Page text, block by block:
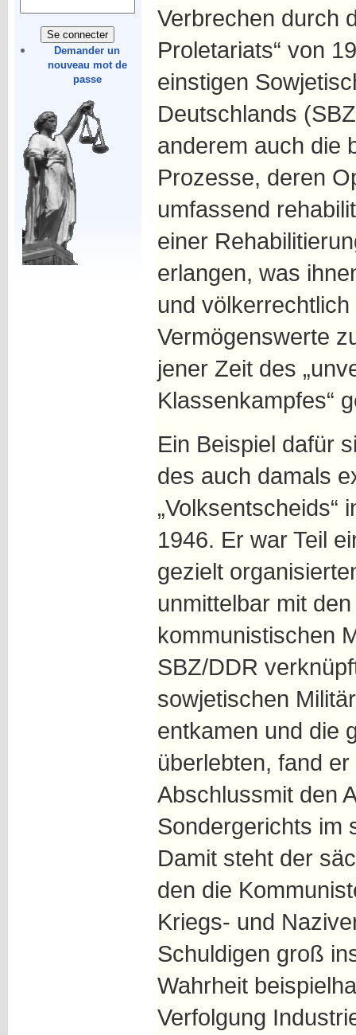
Demander un
nouveau mot de
passe
Verbrechen durch
Proletariats“ von
einstigen
Deutschlands
anderem auch die
Prozesse, deren
umfassend
einer
erlangen, was
und
Vermögenswerte
jener Zeit des
Klassenkampfes“
Ein Beispiel dafür
des auch damals
„Volksentscheids“
1946. Er war Teil
gezielt
unmittelbar mit
kommunistischen
SBZ/DDR
sowjetischen
entkamen und die
überlebten, fand
Abschlussmit den
Sondergerichts im
Damit steht der
den die
Kriegs- und
Schuldigen groß
Wahrheit
Verfolgung